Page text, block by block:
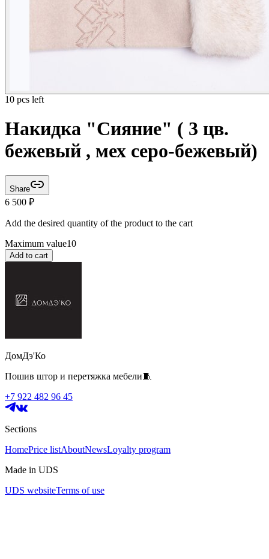
10 pcs left
Накидка "Сияние" ( 3 цв.
бежевый , мех серо-бежевый)
Share
6 500 ₽
Add the desired quantity of the product to the cart
Maximum value10
Add to cart
ДомДэ'Ко
Пошив штор и перетяжка мебели🧵
+7 922 482 96 45
Sections
HomePrice listAboutNewsLoyalty program
Made in UDS
UDS websiteTerms of use